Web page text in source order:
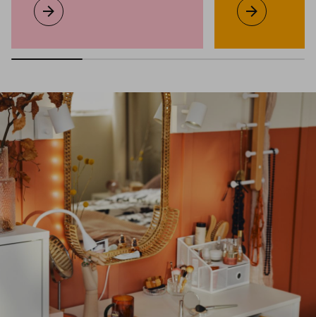
HÖSTAGILLE
Виж повече KOMPISHÄNG
Виж повече